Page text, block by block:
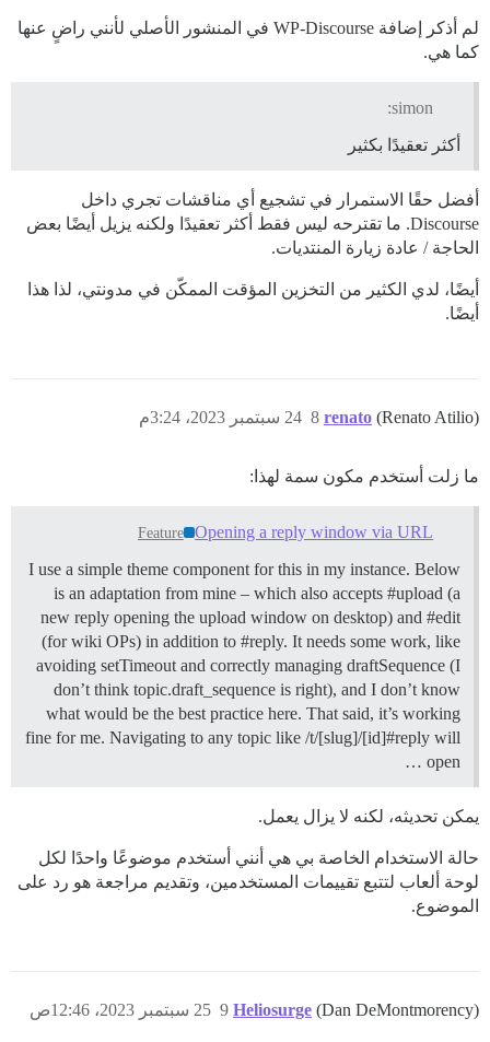
لم أذكر إضافة WP-Discourse في المنشور الأصلي لأنني راضٍ عنها
كما هي.
simon:
أكثر تعقيدًا بكثير
أفضل حقًا الاستمرار في تشجيع أي مناقشات تجري داخل
Discourse. ما تقترحه ليس فقط أكثر تعقيدًا ولكنه يزيل أيضًا بعض
الحاجة / عادة زيارة المنتديات.
أيضًا، لدي الكثير من التخزين المؤقت الممكّن في مدونتي، لذا هذا
أيضًا.
renato (Renato Atilio) 24 سبتمبر 2023، 3:24م 8
ما زلت أستخدم مكون سمة لهذا:
Opening a reply window via URL
Feature
I use a simple theme component for this in my instance. Below
is an adaptation from mine – which also accepts #upload (a
new reply opening the upload window on desktop) and #edit
(for wiki OPs) in addition to #reply. It needs some work, like
avoiding setTimeout and correctly managing draftSequence (I
don’t think topic.draft_sequence is right), and I don’t know
what would be the best practice here. That said, it’s working
fine for me. Navigating to any topic like /t/[slug]/[id]#reply will
open …
يمكن تحديثه، لكنه لا يزال يعمل.
حالة الاستخدام الخاصة بي هي أنني أستخدم موضوعًا واحدًا لكل
لوحة ألعاب لتتبع تقييمات المستخدمين، وتقديم مراجعة هو رد على
الموضوع.
Heliosurge (Dan DeMontmorency) 25 سبتمبر 2023، 12:46ص 9